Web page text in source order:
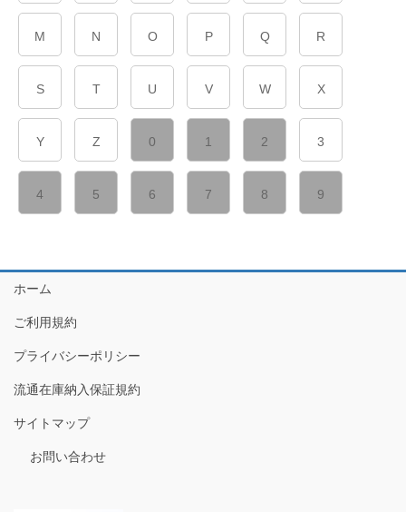
M N O P Q R
S T U V W X
Y Z 0 1 2 3
4 5 6 7 8 9
ホーム
ご利用規約
プライバシーポリシー
流通在庫納入保証規約
サイトマップ
お問い合わせ